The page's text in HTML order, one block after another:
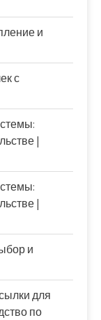
и
с
|
|
и
для
по